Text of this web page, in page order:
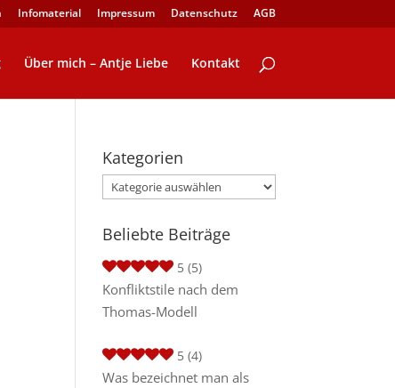
Infomaterial Impressum Datenschutz AGB
Über mich – Antje Liebe Kontakt
Kategorien
Kategorien
Beliebte Beiträge
5 (5)
Konfliktstile nach dem
Thomas-Modell
5 (4)
Was bezeichnet man als